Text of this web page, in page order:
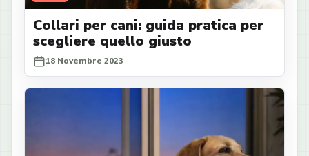
Collari per cani: guida pratica per
scegliere quello giusto
18 Novembre 2023